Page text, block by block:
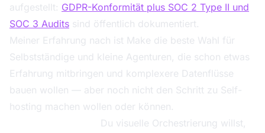
aufgestellt: GDPR-Konformität plus SOC 2 Type II und
SOC 3 Audits sind öffentlich dokumentiert.
Meiner Erfahrung nach ist Make die beste Wahl für
Selbstständige und kleine Agenturen, die schon etwas
Erfahrung mitbringen und komplexere Datenflüsse
bauen wollen — aber noch nicht den Schritt zu Self-
hosting machen wollen oder können.
Du visuelle Orchestrierung willst,